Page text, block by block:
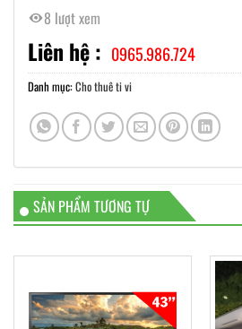
8 lượt xem
Liên hệ : 0965.986.724
Danh mục:Cho thuê ti vi
SẢN PHẨM TƯƠNG TỰ